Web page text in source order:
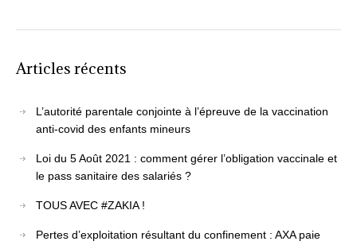
Articles récents
L’autorité parentale conjointe à l’épreuve de la vaccination
anti-covid des enfants mineurs
Loi du 5 Août 2021 : comment gérer l’obligation vaccinale et
le pass sanitaire des salariés ?
TOUS AVEC #ZAKIA !
Pertes d’exploitation résultant du confinement : AXA paie